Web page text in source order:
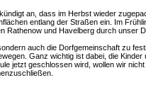
an, dass im Herbst wieder
entlang der Straßen ein. Im
und Havelberg durch unser
auch die Dorfgemeinschaft zu
Ganz wichtig ist dabei, die
jetzt geschlossen wird, wollen wir